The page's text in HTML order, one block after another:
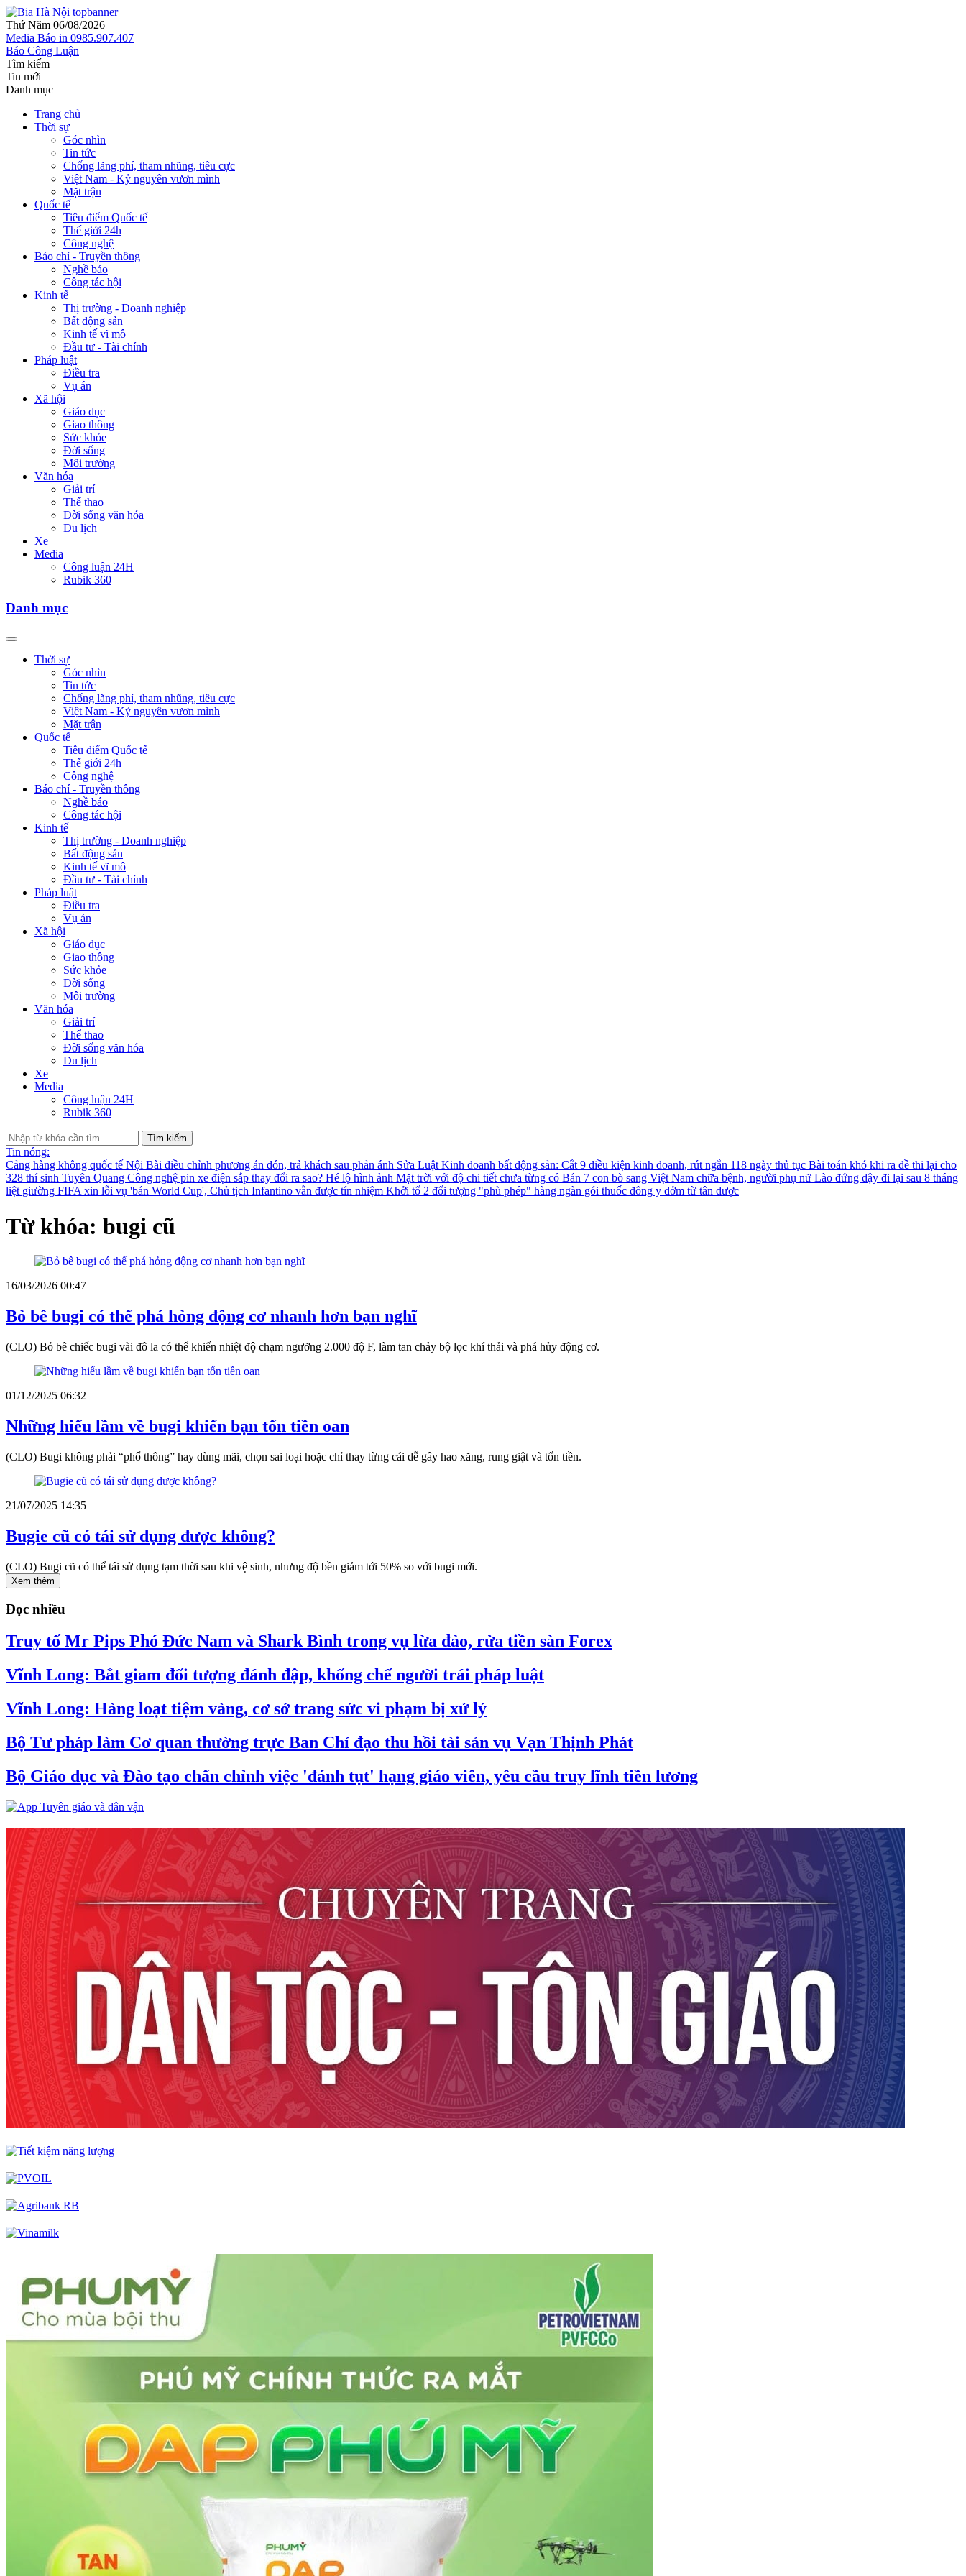
Thứ Năm 06/08/2026
Media Báo in 0985.907.407
Báo Công Luận
Tìm kiếm
Tin mới
Danh mục
Trang chủ
Thời sự
Góc nhìn
Tin tức
Chống lãng phí, tham nhũng, tiêu cực
Việt Nam - Kỷ nguyên vươn mình
Mặt trận
Quốc tế
Tiêu điểm Quốc tế
Thế giới 24h
Công nghệ
Báo chí - Truyền thông
Nghề báo
Công tác hội
Kinh tế
Thị trường - Doanh nghiệp
Bất động sản
Kinh tế vĩ mô
Đầu tư - Tài chính
Pháp luật
Điều tra
Vụ án
Xã hội
Giáo dục
Giao thông
Sức khỏe
Đời sống
Môi trường
Văn hóa
Giải trí
Thể thao
Đời sống văn hóa
Du lịch
Xe
Media
Công luận 24H
Rubik 360
Danh mục
Thời sự
Góc nhìn
Tin tức
Chống lãng phí, tham nhũng, tiêu cực
Việt Nam - Kỷ nguyên vươn mình
Mặt trận
Quốc tế
Tiêu điểm Quốc tế
Thế giới 24h
Công nghệ
Báo chí - Truyền thông
Nghề báo
Công tác hội
Kinh tế
Thị trường - Doanh nghiệp
Bất động sản
Kinh tế vĩ mô
Đầu tư - Tài chính
Pháp luật
Điều tra
Vụ án
Xã hội
Giáo dục
Giao thông
Sức khỏe
Đời sống
Môi trường
Văn hóa
Giải trí
Thể thao
Đời sống văn hóa
Du lịch
Xe
Media
Công luận 24H
Rubik 360
Tìm kiếm
Tin nóng:
Cảng hàng không quốc tế Nội Bài điều chỉnh phương án đón, trả khách sau phản ánh Sửa Luật Kinh doanh bất động sản: Cắt 9 điều kiện kinh doanh, rút ngắn 118 ngày thủ tục Bài toán khó khi ra đề thi lại cho
328 thí sinh Tuyên Quang Công nghệ pin xe điện sắp thay đổi ra sao? Hé lộ hình ảnh Mặt trời với độ chi tiết chưa từng có Bán 7 con bò sang Việt Nam chữa bệnh, người phụ nữ Lào đứng dậy đi lại sau 8 tháng
liệt giường FIFA xin lỗi vụ 'bán World Cup', Chủ tịch Infantino vẫn được tín nhiệm Khởi tố 2 đối tượng "phù phép" hàng ngàn gói thuốc đông y dởm từ tân dược
Từ khóa: bugi cũ
16/03/2026 00:47
Bỏ bê bugi có thể phá hỏng động cơ nhanh hơn bạn nghĩ
(CLO) Bỏ bê chiếc bugi vài đô la có thể khiến nhiệt độ chạm ngưỡng 2.000 độ F, làm tan chảy bộ lọc khí thải và phá hủy động cơ.
01/12/2025 06:32
Những hiểu lầm về bugi khiến bạn tốn tiền oan
(CLO) Bugi không phải “phổ thông” hay dùng mãi, chọn sai loại hoặc chỉ thay từng cái dễ gây hao xăng, rung giật và tốn tiền.
21/07/2025 14:35
Bugie cũ có tái sử dụng được không?
(CLO) Bugi cũ có thể tái sử dụng tạm thời sau khi vệ sinh, nhưng độ bền giảm tới 50% so với bugi mới.
Xem thêm
Đọc nhiều
Truy tố Mr Pips Phó Đức Nam và Shark Bình trong vụ lừa đảo, rửa tiền sàn Forex
Vĩnh Long: Bắt giam đối tượng đánh đập, khống chế người trái pháp luật
Vĩnh Long: Hàng loạt tiệm vàng, cơ sở trang sức vi phạm bị xử lý
Bộ Tư pháp làm Cơ quan thường trực Ban Chỉ đạo thu hồi tài sản vụ Vạn Thịnh Phát
Bộ Giáo dục và Đào tạo chấn chỉnh việc 'đánh tụt' hạng giáo viên, yêu cầu truy lĩnh tiền lương